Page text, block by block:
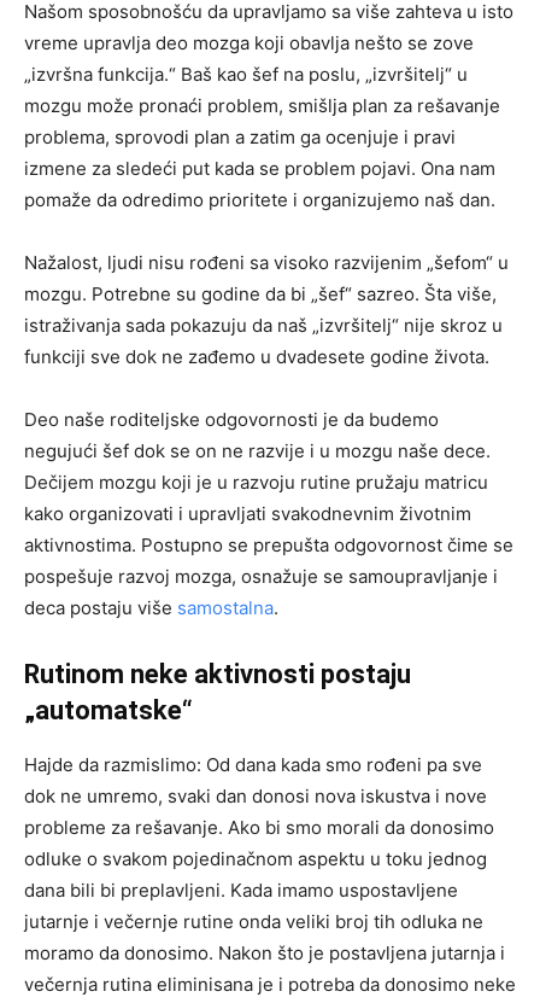
Našom sposobnošću da upravljamo sa više zahteva u isto
vreme upravlja deo mozga koji obavlja nešto se zove
„izvršna funkcija.“ Baš kao šef na poslu, „izvršitelj“ u
mozgu može pronaći problem, smišlja plan za rešavanje
problema, sprovodi plan a zatim ga ocenjuje i pravi
izmene za sledeći put kada se problem pojavi. Ona nam
pomaže da odredimo prioritete i organizujemo naš dan.
Nažalost, ljudi nisu rođeni sa visoko razvijenim „šefom“ u
mozgu. Potrebne su godine da bi „šef“ sazreo. Šta više,
istraživanja sada pokazuju da naš „izvršitelj“ nije skroz u
funkciji sve dok ne zađemo u dvadesete godine života.
Deo naše roditeljske odgovornosti je da budemo
negujući šef dok se on ne razvije i u mozgu naše dece.
Dečijem mozgu koji je u razvoju rutine pružaju matricu
kako organizovati i upravljati svakodnevnim životnim
aktivnostima. Postupno se prepušta odgovornost čime se
pospešuje razvoj mozga, osnažuje se samoupravljanje i
deca postaju više samostalna.
Rutinom neke aktivnosti postaju
„automatske“
Hajde da razmislimo: Od dana kada smo rođeni pa sve
dok ne umremo, svaki dan donosi nova iskustva i nove
probleme za rešavanje. Ako bi smo morali da donosimo
odluke o svakom pojedinačnom aspektu u toku jednog
dana bili bi preplavljeni. Kada imamo uspostavljene
jutarnje i večernje rutine onda veliki broj tih odluka ne
moramo da donosimo. Nakon što je postavljena jutarnja i
večernja rutina eliminisana je i potreba da donosimo neke